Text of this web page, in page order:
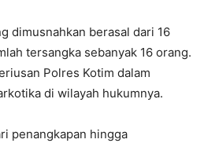
dimusnahkan berasal dari 16
tersangka sebanyak 16 orang.
Polres Kotim dalam
di wilayah hukumnya.
penangkapan hingga